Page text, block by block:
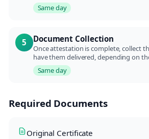
Same day
5 Document Collection
Once attestation is complete, collect
have them delivered, depending on
Same day
Required Documents
Original Certificate